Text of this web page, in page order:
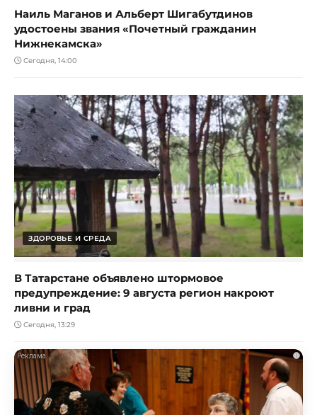
Наиль Маганов и Альберт Шигабутдинов
удостоены звания «Почетный гражданин
Нижнекамска»
Сегодня, 14:00
ЗДОРОВЬЕ И СРЕДА
В Татарстане объявлено штормовое
предупреждение: 9 августа регион накроют
ливни и град
Сегодня, 13:29
i